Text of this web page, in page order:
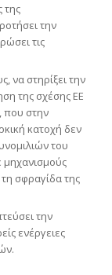
της
την
τις
να στηρίξει την
της σχέσης ΕΕ
που στην
κατοχή δεν
του
μηχανισμούς
σφραγίδα της
την
ενέργειες